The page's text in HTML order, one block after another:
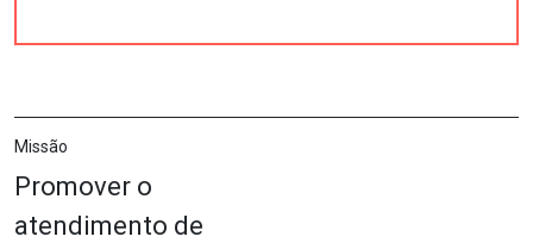
Missão
Promover o
atendimento de